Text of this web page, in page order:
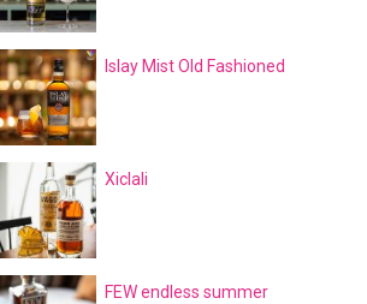
Islay Mist Old Fashioned
Xiclali
FEW endless summer